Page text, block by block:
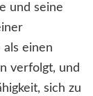
und seine
einen
verfolgt, und
sich zu